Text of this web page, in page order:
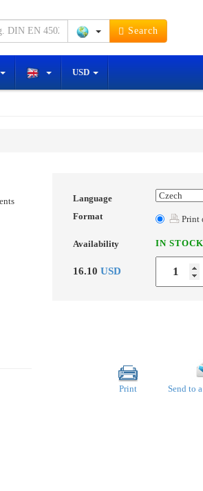
Search
USD
Language
Format
Print
Availability IN STOCK
16.10 USD
Print Send to